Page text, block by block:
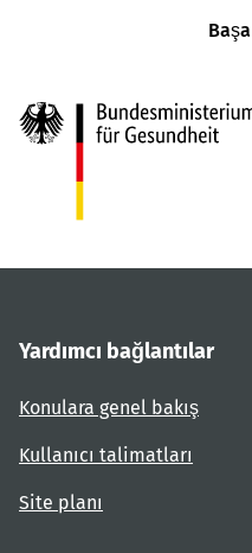
Yardımcı bağlantılar
Konulara genel bakış
Kullanıcı talimatları
Site planı